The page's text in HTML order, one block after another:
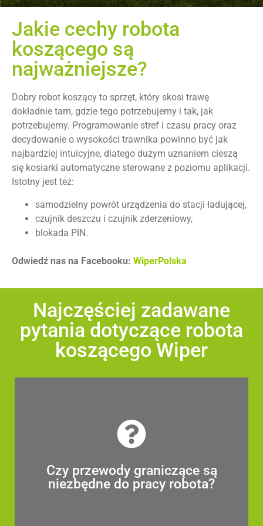
Jakie cechy robota
koszącego są
najważniejsze?
Dobry robot koszący to sprzęt, który skosi trawę
dokładnie tam, gdzie tego potrzebujemy i tak, jak
potrzebujemy. Programowanie stref i czasu pracy oraz
decydowanie o wysokości trawnika powinno być jak
najbardziej intuicyjne, dlatego dużym uznaniem cieszą
się kosiarki automatyczne sterowane z poziomu aplikacji.
Istotny jest też:
samodzielny powrót urządzenia do stacji ładującej,
czujnik deszczu i czujnik zderzeniowy,
blokada PIN.
Odwiedź nas na Facebooku: WiperPolska
Najczęściej zadawane
pytania dotyczące robota
koszącego Wiper
Czy przewody graniczące są
niezbędne do pracy robota?